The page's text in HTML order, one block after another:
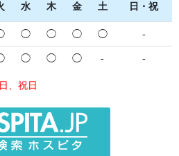
水 木 金 土 日・祝
◯ ◯ ◯ ◯ -
◯ ◯ ◯ - -
、祝日